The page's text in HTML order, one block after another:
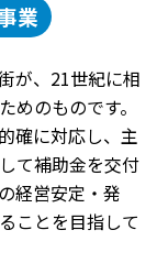
業
が、21世紀に相
のものです。
確に対応し、主
て補助金を交付
経営安定・発
ことを目指して